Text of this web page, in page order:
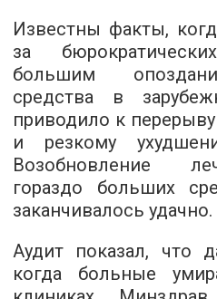
Известны факты,
за
большим
средства в
приводило к
и резкому
Возобновление
гораздо больших
заканчивалось удачно.
Аудит показал, что
когда больные